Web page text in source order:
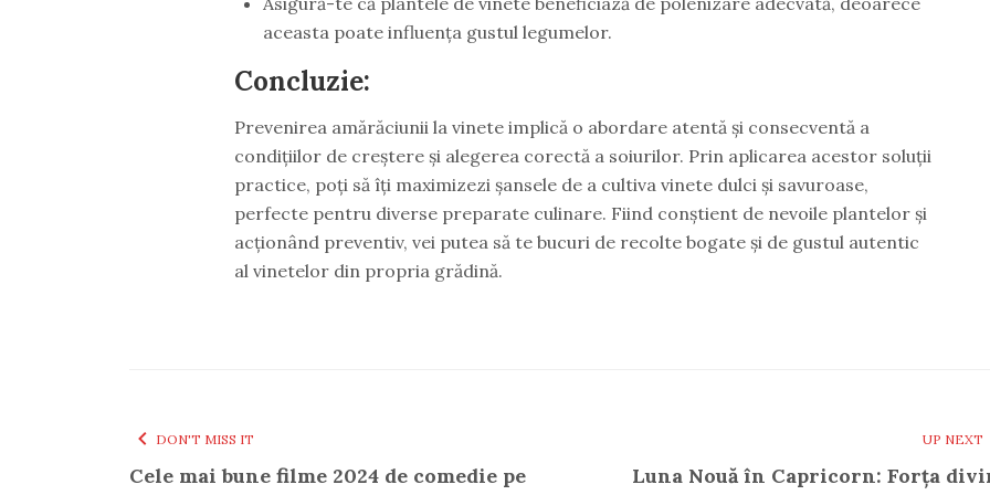
aceasta poate influența gustul legumelor.
Concluzie:
Prevenirea amărăciunii la vinete implică o abordare atentă și consecventă a
condițiilor de creștere și alegerea corectă a soiurilor. Prin aplicarea acestor soluții
practice, poți să îți maximizezi șansele de a cultiva vinete dulci și savuroase,
perfecte pentru diverse preparate culinare. Fiind conștient de nevoile plantelor și
acționând preventiv, vei putea să te bucuri de recolte bogate și de gustul autentic
al vinetelor din propria grădină.
DON'T MISS IT
Cele mai bune filme 2024 de comedie pe
UP NEXT
Luna Nouă în Capricorn: Forța